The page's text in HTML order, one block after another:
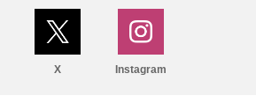
X Instagram